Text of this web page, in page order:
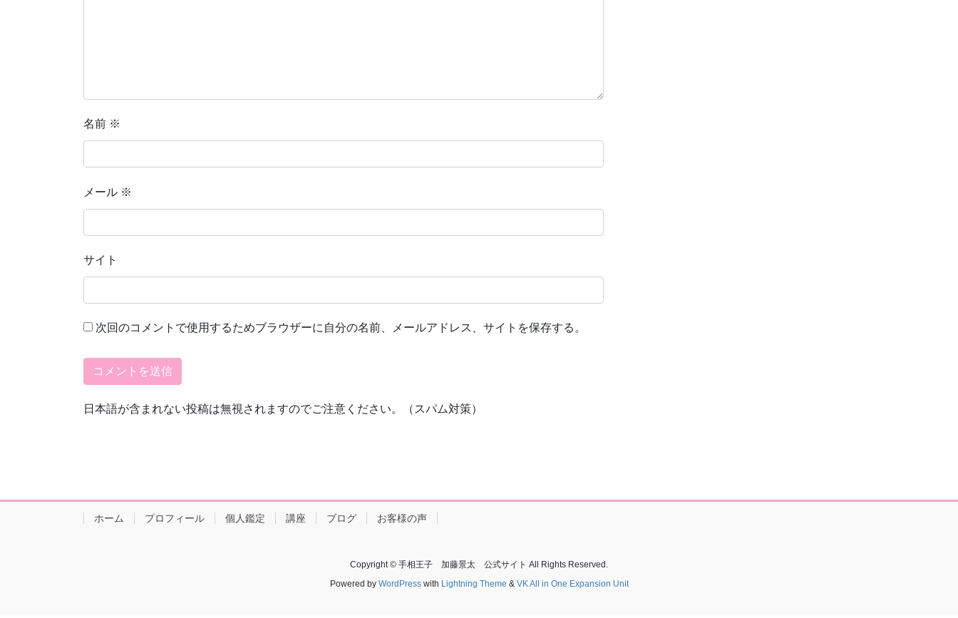
名前 ※
メール ※
サイト
次回のコメントで使用するためブラウザーに自分の名前、メールアドレス、サイトを保存する。
日本語が含まれない投稿は無視されますのでご注意ください。（スパム対策）
ホーム プロフィール 個人鑑定 講座 ブログ お客様の声
Copyright © 手相王子 加藤景太 公式サイト All Rights Reserved.
Powered by WordPresswith Lightning Theme & VK All in One Expansion Unit